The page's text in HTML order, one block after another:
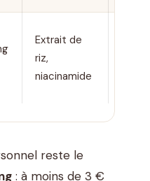
Extrait de
riz,
niacinamide
reste le
: à moins de 3 €